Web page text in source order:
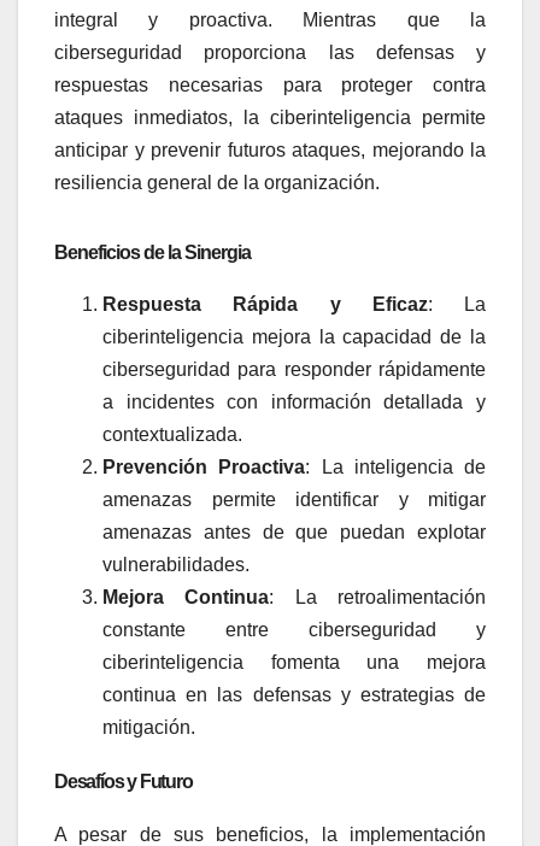
integral y proactiva. Mientras que la
ciberseguridad proporciona las defensas y
respuestas necesarias para proteger contra
ataques inmediatos, la ciberinteligencia permite
anticipar y prevenir futuros ataques, mejorando la
resiliencia general de la organización.
Beneficios de la Sinergia
Respuesta Rápida y Eficaz: La
ciberinteligencia mejora la capacidad de la
ciberseguridad para responder rápidamente
a incidentes con información detallada y
contextualizada.
Prevención Proactiva: La inteligencia de
amenazas permite identificar y mitigar
amenazas antes de que puedan explotar
vulnerabilidades.
Mejora Continua: La retroalimentación
constante entre ciberseguridad y
ciberinteligencia fomenta una mejora
continua en las defensas y estrategias de
mitigación.
Desafíos y Futuro
A pesar de sus beneficios, la implementación